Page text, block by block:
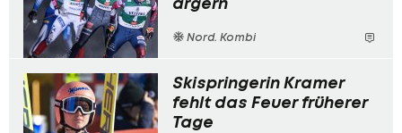
Nord. Kombi
Skispringerin Kramer
fehlt das Feuer früherer
Tage